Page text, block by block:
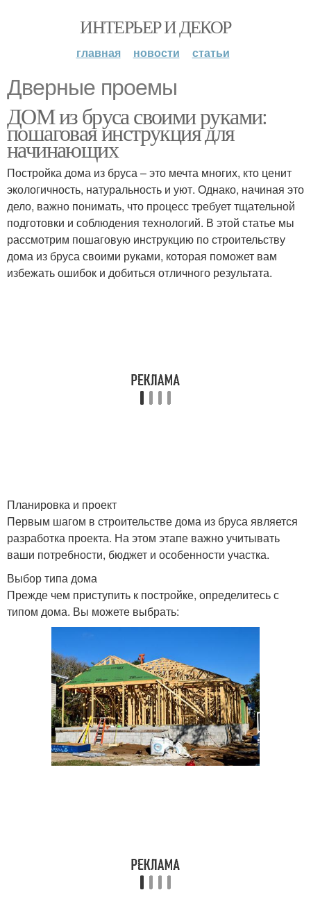
ИНТЕРЬЕР И ДЕКОР
главная новости статьи
Дверные проемы
ДОМ из бруса своими руками:
пошаговая инструкция для
начинающих
Постройка дома из бруса – это мечта многих, кто ценит
экологичность, натуральность и уют. Однако, начиная это
дело, важно понимать, что процесс требует тщательной
подготовки и соблюдения технологий. В этой статье мы
рассмотрим пошаговую инструкцию по строительству
дома из бруса своими руками, которая поможет вам
избежать ошибок и добиться отличного результата.
Планировка и проект
Первым шагом в строительстве дома из бруса является
разработка проекта. На этом этапе важно учитывать
ваши потребности, бюджет и особенности участка.
Выбор типа дома
Прежде чем приступить к постройке, определитесь с
типом дома. Вы можете выбрать: